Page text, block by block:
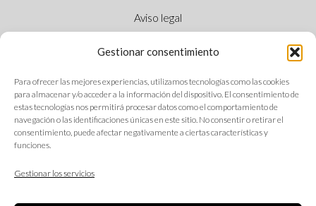
Gestionar consentimiento
Para ofrecer las mejores experiencias, utilizamos tecnologías como las cookies
para almacenar y/o acceder a la información del dispositivo. El consentimiento de
estas tecnologías nos permitirá procesar datos como el comportamiento de
navegación o las identificaciones únicas en este sitio. No consentir o retirar el
consentimiento, puede afectar negativamente a ciertas características y
funciones.
Gestionar los servicios
Aviso legal
Canal Ético